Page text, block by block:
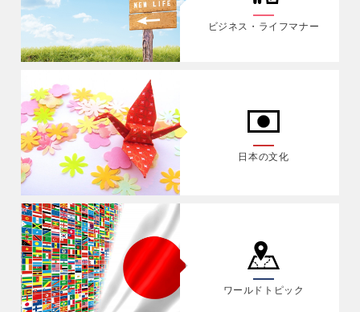
ビジネス・ライフマナー
日本の文化
ワールドトピック